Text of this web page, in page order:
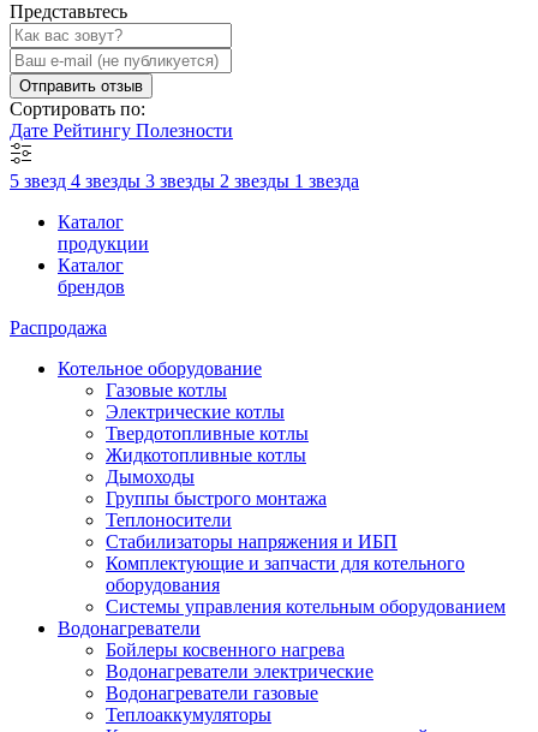
Представьтесь
Отправить отзыв
Сортировать по:
Дате Рейтингу Полезности
5 звезд 4 звезды 3 звезды 2 звезды 1 звезда
Каталог
продукции
Каталог
брендов
Распродажа
Котельное оборудование
Газовые котлы
Электрические котлы
Твердотопливные котлы
Жидкотопливные котлы
Дымоходы
Группы быстрого монтажа
Теплоносители
Стабилизаторы напряжения и ИБП
Комплектующие и запчасти для котельного
оборудования
Системы управления котельным оборудованием
Водонагреватели
Бойлеры косвенного нагрева
Водонагреватели электрические
Водонагреватели газовые
Теплоаккумуляторы